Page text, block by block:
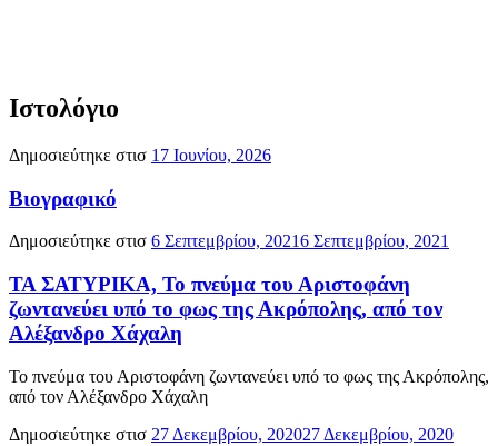
Ιστολόγιο
Δημοσιεύτηκε στισ 17 Ιουνίου, 2026
Βιογραφικό
Δημοσιεύτηκε στισ 6 Σεπτεμβρίου, 20216 Σεπτεμβρίου, 2021
ΤΑ ΣΑΤΥΡΙΚΑ, Το πνεύμα του Αριστοφάνη
ζωντανεύει υπό το φως της Ακρόπολης, από τον
Αλέξανδρο Χάχαλη
Το πνεύμα του Αριστοφάνη ζωντανεύει υπό το φως της Ακρόπολης,
από τον Αλέξανδρο Χάχαλη
Δημοσιεύτηκε στισ 27 Δεκεμβρίου, 202027 Δεκεμβρίου, 2020